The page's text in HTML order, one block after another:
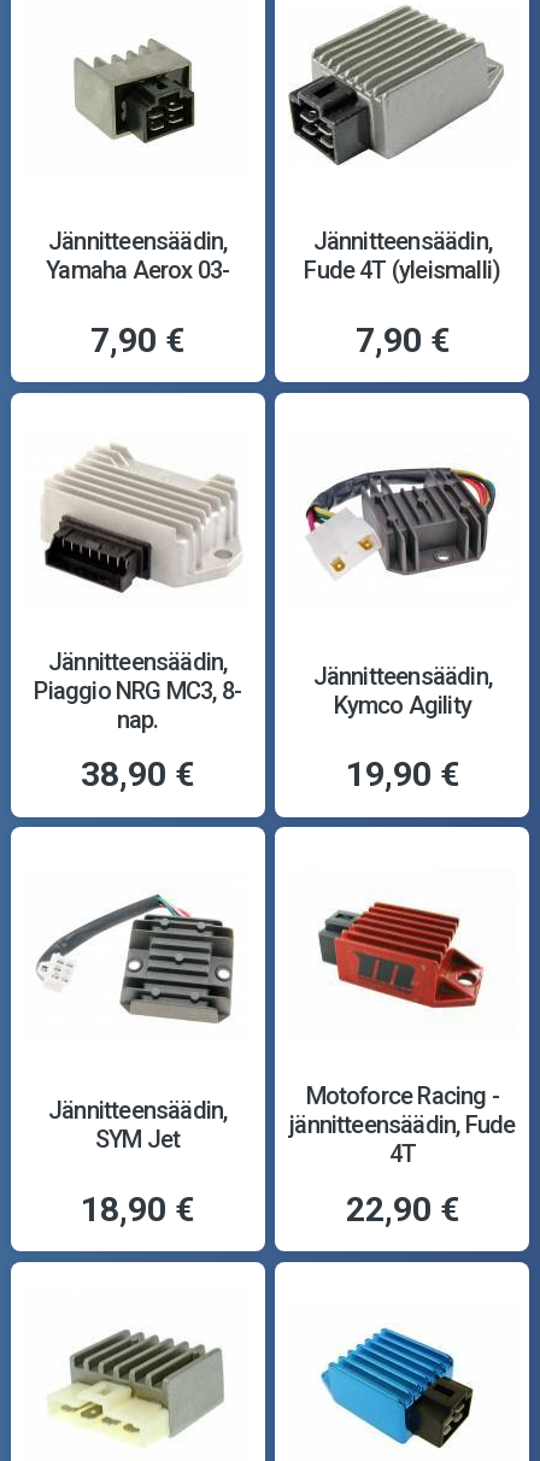
Jännitteensäädin,
Yamaha Aerox 03-
7,90 €
Jännitteensäädin,
Fude 4T (yleismalli)
7,90 €
Jännitteensäädin,
Piaggio NRG MC3, 8-
nap.
38,90 €
Jännitteensäädin,
Kymco Agility
19,90 €
Jännitteensäädin,
SYM Jet
18,90 €
Motoforce Racing -
jännitteensäädin, Fude
4T
22,90 €